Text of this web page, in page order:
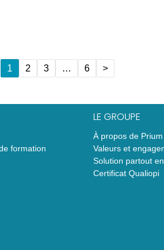
1 2 3 … 6 >
formation
LE GROUPE
À propos de
Valeurs et
Solution partout
Certificat Qualiopi